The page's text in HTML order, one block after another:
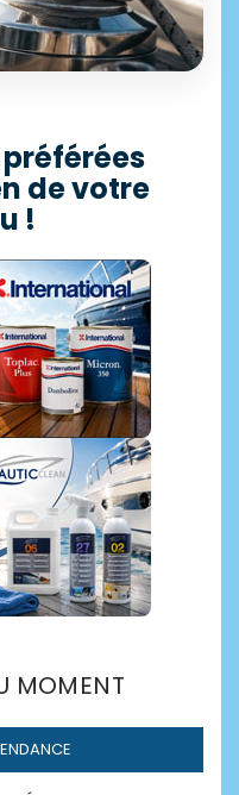
de votre
!
MOMENT